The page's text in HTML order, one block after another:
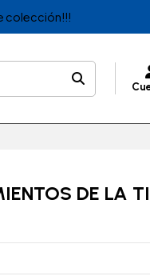
colección!!!
DE LA